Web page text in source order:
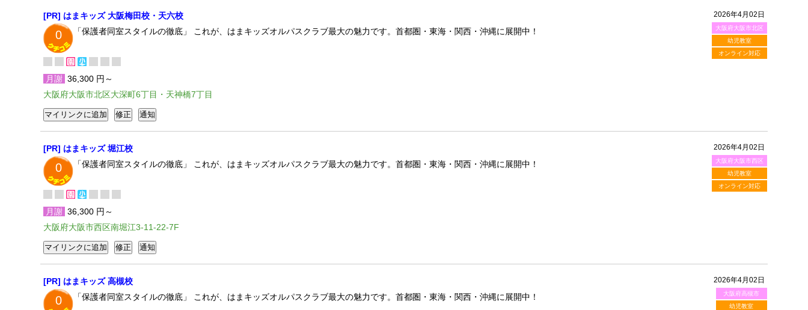
2026年4月02日
大阪府大阪市北区
幼児教室
オンライン対応
[PR] はまキッズ 大阪梅田校・天六校
0 「保護者同室スタイルの徹底」 これが、はまキッズオルパスクラブ最大の魅力です。首都圏・東海・関西・沖縄に展開中！
月謝 36,300 円～
大阪府大阪市北区大深町6丁目・天神橋7丁目
2026年4月02日
大阪府大阪市西区
幼児教室
オンライン対応
[PR] はまキッズ 堀江校
0 「保護者同室スタイルの徹底」 これが、はまキッズオルパスクラブ最大の魅力です。首都圏・東海・関西・沖縄に展開中！
月謝 36,300 円～
大阪府大阪市西区南堀江3-11-22-7F
2026年4月02日
大阪府高槻市
幼児教室
[PR] はまキッズ 高槻校
0 「保護者同室スタイルの徹底」 これが、はまキッズオルパスクラブ最大の魅力です。首都圏・東海・関西・沖縄に展開中！